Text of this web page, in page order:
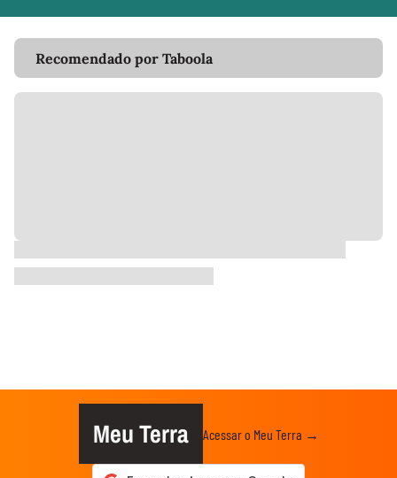
Recomendado por Taboola
Meu Terra Acessar o Meu Terra →